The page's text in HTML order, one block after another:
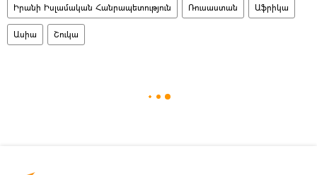
Իրանի Իսլամական Հանրապետություն Ռուսաստան Աֆրիկա
Ասիա Շուկա